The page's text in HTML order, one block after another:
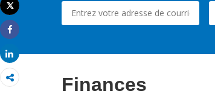
Imprimer
Tweet
Share
Share
Finances